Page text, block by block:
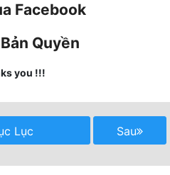
Facebook
Quyền
you !!!
Lục Sau